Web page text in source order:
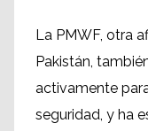
La PMWF, otra
Pakistán,
activamente
seguridad, y ha